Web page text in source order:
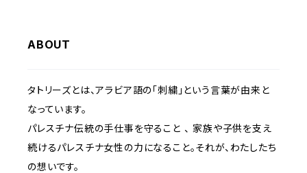
ABOUT
タトリーズとは、アラビア語の「刺繍」という言葉が由来と
なっています。
パレスチナ伝統の手仕事を守ること 、 家族や子供を支え
続けるパレスチナ女性の力になること。それが、わたしたち
の想いです。